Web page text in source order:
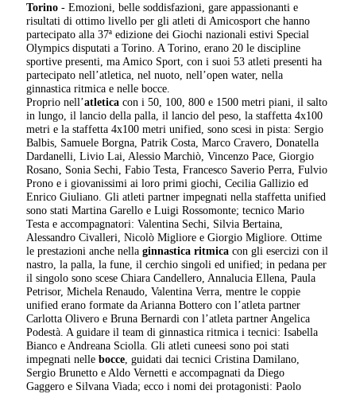
Torino - Emozioni, belle soddisfazioni, gare appassionanti e
risultati di ottimo livello per gli atleti di Amicosport che hanno
partecipato alla 37ª edizione dei Giochi nazionali estivi Special
Olympics disputati a Torino. A Torino, erano 20 le discipline
sportive presenti, ma Amico Sport, con i suoi 53 atleti presenti ha
partecipato nell’atletica, nel nuoto, nell’open water, nella
ginnastica ritmica e nelle bocce.
Proprio nell’atletica con i 50, 100, 800 e 1500 metri piani, il salto
in lungo, il lancio della palla, il lancio del peso, la staffetta 4x100
metri e la staffetta 4x100 metri unified, sono scesi in pista: Sergio
Balbis, Samuele Borgna, Patrik Costa, Marco Cravero, Donatella
Dardanelli, Livio Lai, Alessio Marchiò, Vincenzo Pace, Giorgio
Rosano, Sonia Sechi, Fabio Testa, Francesco Saverio Perra, Fulvio
Prono e i giovanissimi ai loro primi giochi, Cecilia Gallizio ed
Enrico Giuliano. Gli atleti partner impegnati nella staffetta unified
sono stati Martina Garello e Luigi Rossomonte; tecnico Mario
Testa e accompagnatori: Valentina Sechi, Silvia Bertaina,
Alessandro Civalleri, Nicolò Migliore e Giorgio Migliore. Ottime
le prestazioni anche nellaginnastica ritmica con gli esercizi con il
nastro, la palla, la fune, il cerchio singoli ed unified; in pedana per
il singolo sono scese Chiara Candellero, Annalucia Ellena, Paula
Petrisor, Michela Renaudo, Valentina Verra, mentre le coppie
unified erano formate da Arianna Bottero con l’atleta partner
Carlotta Olivero e Bruna Bernardi con l’atleta partner Angelica
Podestà. A guidare il team di ginnastica ritmica i tecnici: Isabella
Bianco e Andreana Sciolla. Gli atleti cuneesi sono poi stati
impegnati nellebocce, guidati dai tecnici Cristina Damilano,
Sergio Brunetto e Aldo Vernetti e accompagnati da Diego
Gaggero e Silvana Viada; ecco i nomi dei protagonisti: Paolo